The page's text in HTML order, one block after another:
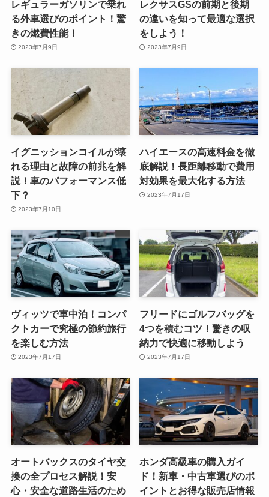
レギュラーガソリンで乗れ
る外車選びのポイント！驚
きの燃費性能！
2023年7月9日
レクサスGSの前期と後期
の違いを知って最適な選択
をしよう！
2023年7月9日
イグニッションコイルが壊
れる理由と故障の前兆を解
説！車のパフォーマンス低
下？
2023年7月10日
ハイエースの高速料金を徹
底解説！長距離移動で費用
対効果を最大化する方法
2023年7月17日
ヴィッツで車中泊！コンパ
クトカーで究極の節約旅行
を楽しむ方法
2023年7月17日
フリードにゴルフバッグを
4つを積むコツ！驚きの収
納力で快適に移動しよう
2023年7月17日
オートバックスのタイヤ交
換の全プロセス解説！安
心・安全な道路生活のため
ホンダ高級車の購入ガイ
ド！新車・中古車選びのポ
イントとお得な販売店情報